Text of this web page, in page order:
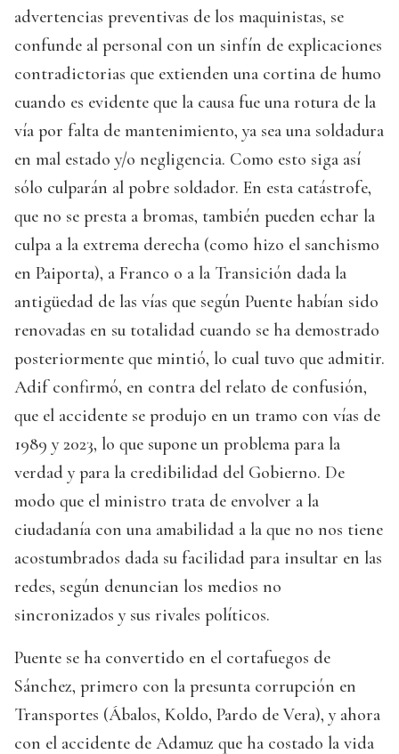
advertencias preventivas de los maquinistas, se
confunde al personal con un sinfín de explicaciones
contradictorias que extienden una cortina de humo
cuando es evidente que la causa fue una rotura de la
vía por falta de mantenimiento, ya sea una soldadura
en mal estado y/o negligencia. Como esto siga así
sólo culparán al pobre soldador. En esta catástrofe,
que no se presta a bromas, también pueden echar la
culpa a la extrema derecha (como hizo el sanchismo
en Paiporta), a Franco o a la Transición dada la
antigüedad de las vías que según Puente habían sido
renovadas en su totalidad cuando se ha demostrado
posteriormente que mintió, lo cual tuvo que admitir.
Adif confirmó, en contra del relato de confusión,
que el accidente se produjo en un tramo con vías de
1989 y 2023, lo que supone un problema para la
verdad y para la credibilidad del Gobierno. De
modo que el ministro trata de envolver a la
ciudadanía con una amabilidad a la que no nos tiene
acostumbrados dada su facilidad para insultar en las
redes, según denuncian los medios no
sincronizados y sus rivales políticos.
Puente se ha convertido en el cortafuegos de
Sánchez, primero con la presunta corrupción en
Transportes (Ábalos, Koldo, Pardo de Vera), y ahora
con el accidente de Adamuz que ha costado la vida